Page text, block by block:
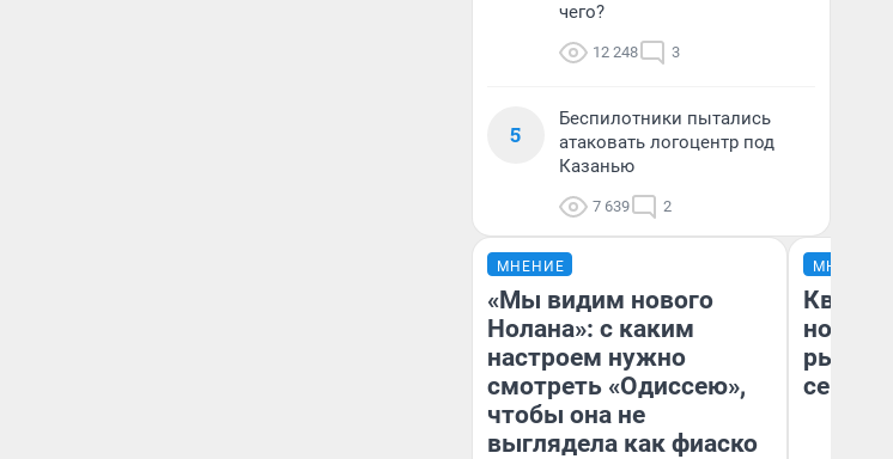
чего?
12 248 3
5
Беспилотники пытались
атаковать логоцентр под
Казанью
7 639 2
МНЕНИЕ
«Мы видим нового
Нолана»: с каким
настроем нужно
смотреть «Одиссею»,
чтобы она не
выглядела как фиаско
МНЕНИЕ
но
рынок